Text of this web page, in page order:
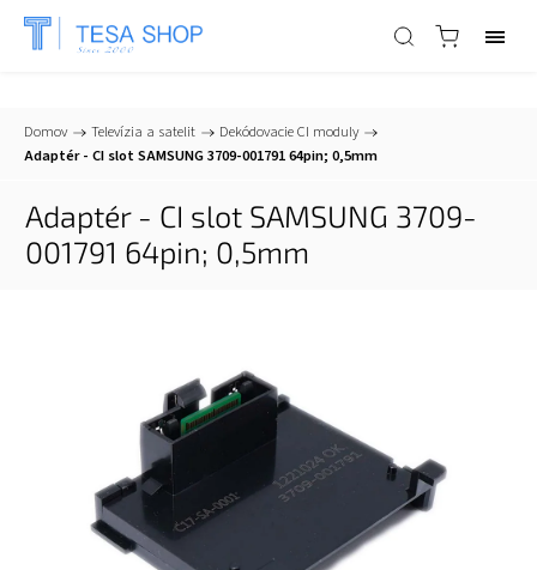
📞+421 903 553 805 info@tesa-systems.sk
Domov / Televízia a satelit / Dekódovacie CI moduly /
Adaptér - CI slot SAMSUNG 3709-001791 64pin; 0,5mm
Adaptér - CI slot SAMSUNG 3709-
001791 64pin; 0,5mm